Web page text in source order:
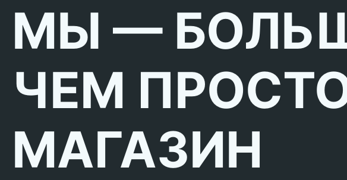
МЫ —
ЧЕМ
МАГАЗИН